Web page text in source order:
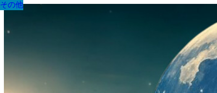
その他
その他
その他
その他
その他
その他
その他
その他
その他